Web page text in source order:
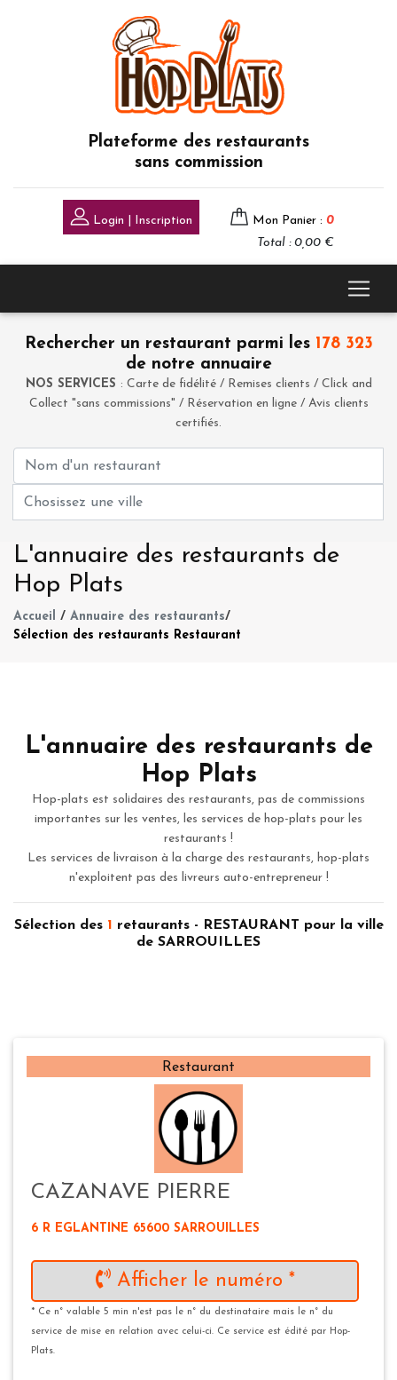
Plateforme des restaurants
sans commission
Login | Inscription Mon Panier : 0
Total : 0,00 €
Rechercher un restaurant parmi les 178 323
de notre annuaire
NOS SERVICES : Carte de fidélité / Remises clients / Click and
Collect "sans commissions" / Réservation en ligne / Avis clients
certifiés.
L'annuaire des restaurants de
Hop Plats
Accueil / Annuaire des restaurants/
Sélection des restaurants Restaurant
L'annuaire des restaurants de
Hop Plats
Hop-plats est solidaires des restaurants, pas de commissions
importantes sur les ventes, les services de hop-plats pour les
restaurants !
Les services de livraison à la charge des restaurants, hop-plats
n'exploitent pas des livreurs auto-entrepreneur !
Sélection des 1 retaurants - RESTAURANT pour la ville
de SARROUILLES
Restaurant
CAZANAVE PIERRE
6 R EGLANTINE 65600 SARROUILLES
Afficher le numéro *
* Ce n° valable 5 min n'est pas le n° du destinataire mais le n° du
service de mise en relation avec celui-ci. Ce service est édité par Hop-
Plats.